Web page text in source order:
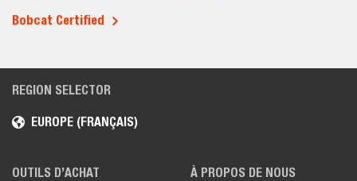
Bobcat Certified
REGION SELECTOR
EUROPE (FRANÇAIS)
OUTILS D’ACHAT À PROPOS DE NOUS